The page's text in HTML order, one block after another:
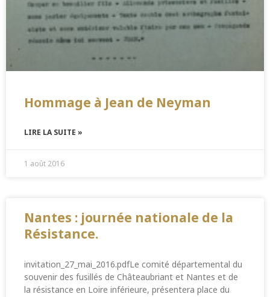
Hommage à Jean de Neyman
LIRE LA SUITE »
1 août 2016
Nantes : journée nationale de la
Résistance.
invitation_27_mai_2016.pdfLe comité départemental du
souvenir des fusillés de Châteaubriant et Nantes et de
la résistance en Loire inférieure, présentera place du